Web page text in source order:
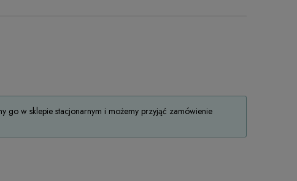
go w sklepie stacjonarnym i możemy przyjąć zamówienie